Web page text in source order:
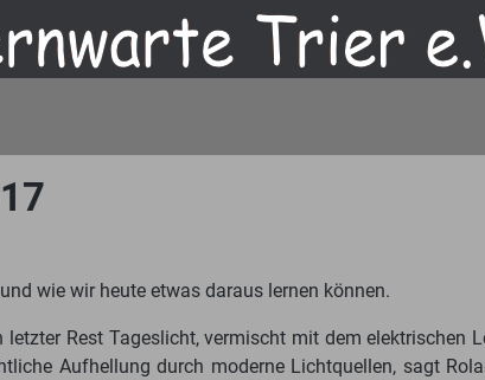
wie wir heute etwas daraus lernen können.
Rest Tageslicht, vermischt mit dem elektrischen
Aufhellung durch moderne Lichtquellen, sagt